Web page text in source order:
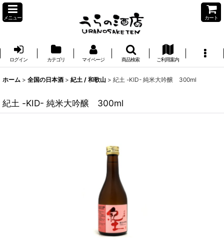
メニュー カート
ログイン カテゴリ マイページ 商品検索 ご利用案内
ホーム > 全国の日本酒 > 紀土 / 和歌山 > 紀土 -KID- 純米大吟醸 300ml
紀土 -KID- 純米大吟醸 300ml